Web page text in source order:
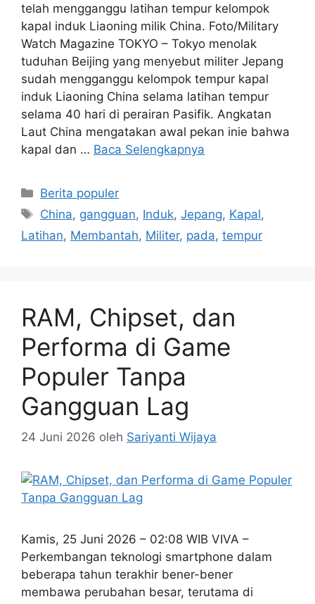
telah mengganggu latihan tempur kelompok
kapal induk Liaoning milik China. Foto/Military
Watch Magazine TOKYO – Tokyo menolak
tuduhan Beijing yang menyebut militer Jepang
sudah mengganggu kelompok tempur kapal
induk Liaoning China selama latihan tempur
selama 40 hari di perairan Pasifik. Angkatan
Laut China mengatakan awal pekan inie bahwa
kapal dan … Baca Selengkapnya
Kategori
Berita populer
Tag
China, gangguan, Induk,Jepang, Kapal,
Latihan, Membantah, Militer, pada, tempur
RAM, Chipset, dan
Performa di Game
Populer Tanpa
Gangguan Lag
24 Juni 2026 oleh Sariyanti Wijaya
Kamis, 25 Juni 2026 – 02:08 WIB VIVA –
Perkembangan teknologi smartphone dalam
beberapa tahun terakhir bener-bener
membawa perubahan besar, terutama di